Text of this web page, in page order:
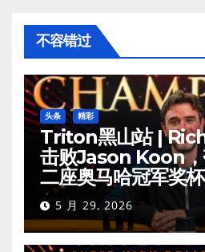
不容错过
头条 精彩
Triton黑山站 |
击败Jason Koon，
二座奥马哈冠军奖杯
5 月 29, 2026